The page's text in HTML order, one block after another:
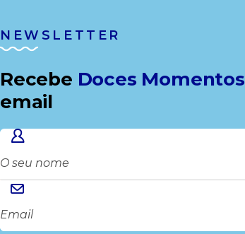
NEWSLETTER
Recebe Doces Momentos
email